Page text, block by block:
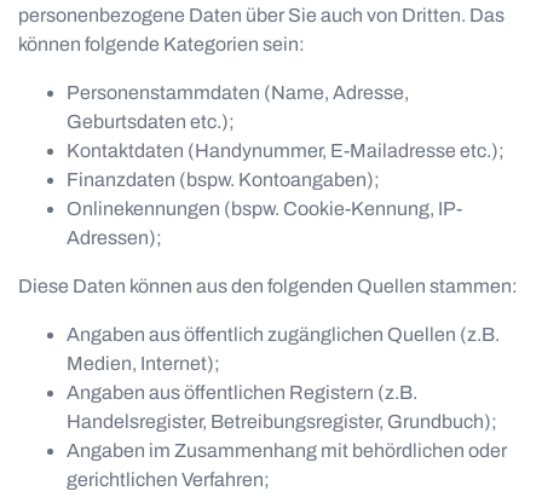
personenbezogene Daten über Sie auch von Dritten. Das
können folgende Kategorien sein:
Personenstammdaten (Name, Adresse,
Geburtsdaten etc.);
Kontaktdaten (Handynummer, E-Mailadresse etc.);
Finanzdaten (bspw. Kontoangaben);
Onlinekennungen (bspw. Cookie-Kennung, IP-
Adressen);
Diese Daten können aus den folgenden Quellen stammen:
Angaben aus öffentlich zugänglichen Quellen (z.B.
Medien, Internet);
Angaben aus öffentlichen Registern (z.B.
Handelsregister, Betreibungsregister, Grundbuch);
Angaben im Zusammenhang mit behördlichen oder
gerichtlichen Verfahren;